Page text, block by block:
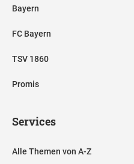
Bayern
FC Bayern
TSV 1860
Promis
Services
Alle Themen von A-Z